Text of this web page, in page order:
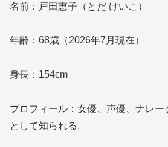
名前：戸田恵子（とだ けいこ）
年齢：68歳（2026年7月現在）
身長：154cm
プロフィール：女優、声優、ナレ
として知られる。